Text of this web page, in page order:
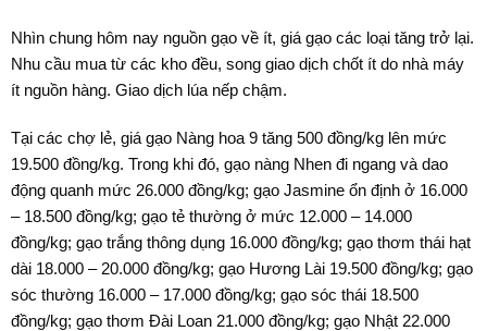
Nhìn chung hôm nay nguồn gạo về ít, giá gạo các loại tăng trở lại.
Nhu cầu mua từ các kho đều, song giao dịch chốt ít do nhà máy
ít nguồn hàng. Giao dịch lúa nếp chậm.
Tại các chợ lẻ, giá gạo Nàng hoa 9 tăng 500 đồng/kg lên mức
19.500 đồng/kg. Trong khi đó, gạo nàng Nhen đi ngang và dao
động quanh mức 26.000 đồng/kg; gạo Jasmine ổn định ở 16.000
– 18.500 đồng/kg; gạo tẻ thường ở mức 12.000 – 14.000
đồng/kg; gạo trắng thông dụng 16.000 đồng/kg; gạo thơm thái hạt
dài 18.000 – 20.000 đồng/kg; gạo Hương Lài 19.500 đồng/kg; gạo
sóc thường 16.000 – 17.000 đồng/kg; gạo sóc thái 18.500
đồng/kg; gạo thơm Đài Loan 21.000 đồng/kg; gạo Nhật 22.000